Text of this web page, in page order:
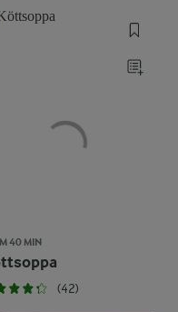
40 MIN
(42)